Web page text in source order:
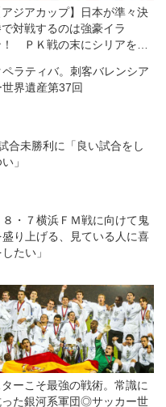
アジアカップ】日本が準々決
で対戦するのは強豪イラ
！ ＰＫ戦の末にシリアを下
ラティバ。刺客バレンシア
界遺産第37回
合未勝利に「良い試合をし
」
・７横浜ＦＭ戦に向けて鬼
り上げる、見ている人に喜
たい」
ターこそ最強の戦術。常識に
った銀河系軍団◎サッカー世